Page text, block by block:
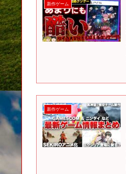
新作ゲーム
新作ゲーム